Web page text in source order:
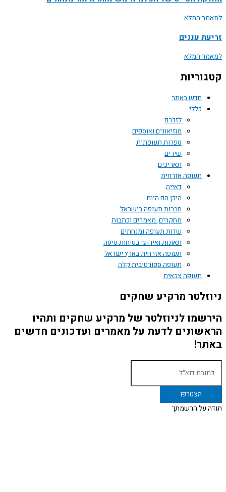
למאמר המלא
זריעת עננים
למאמר המלא
קטגוריות
חדש באתר
כללי
לזכרם
מוזיאונים ואוספים
ספרות תעופתית
שירים
תאריכים
תעופה אזרחית
דאייה
היכן הם היום
חברות תעופה בישראל
מחקרים, מאמרים וכתבות
שדות תעופה ומנחתים
תאונות ואירועי בטיחות טיסה
תעופה אזרחית בארץ ישראל
תעופה ספורטיבית קלה
תעופה צבאית
ניוזלטר מרקיע שחקים
הירשמו לניוזלטר של מרקיע שחקים ותהיו
הראשונים לדעת על מאמרים ועדכונים חדשים
באתר!
תודה על הרשמתך